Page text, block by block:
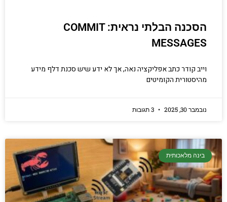
הסכנה הבלתי נראית: COMMIT
MESSAGES
וייב קודר כתב אפליקציה נאה, אך לא ידע שיש סכנת דלף מידע
מהיסטורית הקומיטים
נובמבר 30, 2025
בינה מלאכותית